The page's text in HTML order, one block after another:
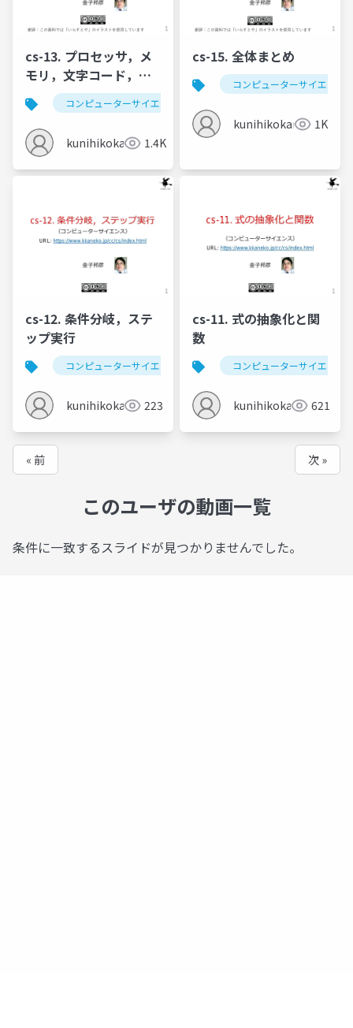
cs-13. プロセッサ，メ
モリ，文字コード，論
理演算と足し算
コンピューターサイエンス
kunihikokaneko1.4K
cs-15. 全体まとめ
コンピューターサイエンス
kunihikokaneko1K
cs-12. 条件分岐，ステ
ップ実行
コンピューターサイエンス プログラミング 条件
kunihikokaneko223
cs-11. 式の抽象化と関
数
コンピューターサイエンス
kunihikokaneko621
« 前 次 »
このユーザの動画一覧
条件に一致するスライドが見つかりませんでした。